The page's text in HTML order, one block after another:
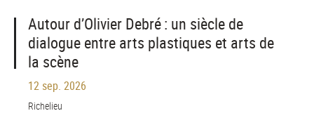
Autour d’Olivier Debré : un siècle de
dialogue entre arts plastiques et arts de
la scène
12 sep. 2026
Richelieu